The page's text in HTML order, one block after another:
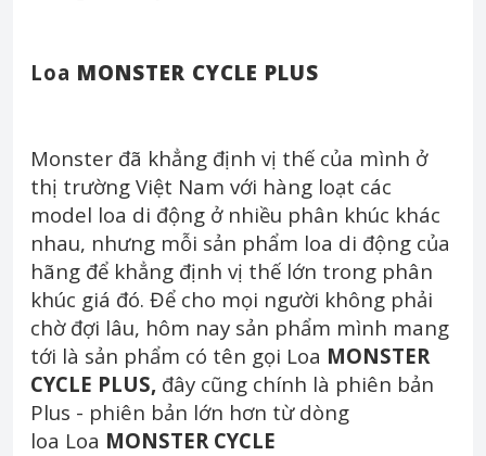
Loa MONSTER CYCLE PLUS
Monster đã khẳng định vị thế của mình ở
thị trường Việt Nam với hàng loạt các
model loa di động ở nhiều phân khúc khác
nhau, nhưng mỗi sản phẩm loa di động của
hãng để khẳng định vị thế lớn trong phân
khúc giá đó. Để cho mọi người không phải
chờ đợi lâu, hôm nay sản phẩm mình mang
tới là sản phẩm có tên gọi Loa MONSTER
CYCLE PLUS, đây cũng chính là phiên bản
Plus - phiên bản lớn hơn từ dòng
loa Loa MONSTER CYCLE